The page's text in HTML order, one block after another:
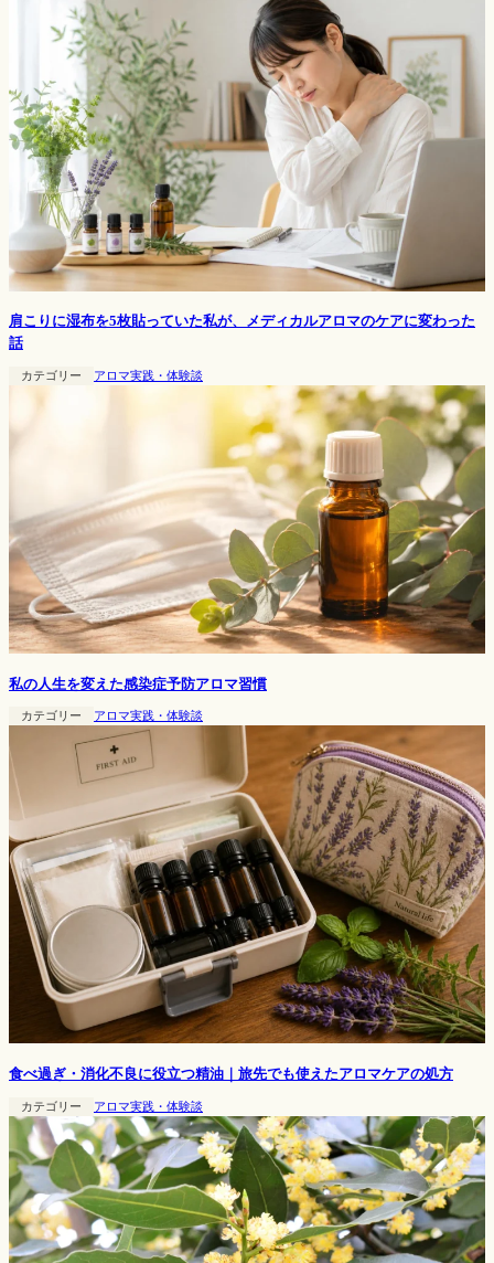
肩こりに湿布を5枚貼っていた私が、メディカルアロマのケアに変わった
話
カテゴリー アロマ実践・体験談
私の人生を変えた感染症予防アロマ習慣
カテゴリー アロマ実践・体験談
食べ過ぎ・消化不良に役立つ精油｜旅先でも使えたアロマケアの処方
カテゴリー アロマ実践・体験談